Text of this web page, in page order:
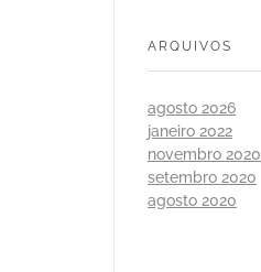
ARQUIVOS
agosto 2026
janeiro 2022
novembro 2020
setembro 2020
agosto 2020